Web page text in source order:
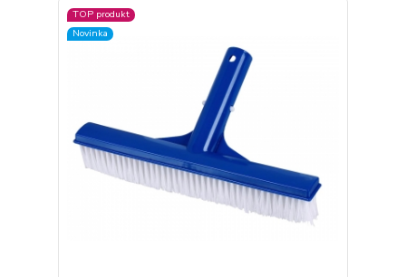
TOP produkt
Novinka